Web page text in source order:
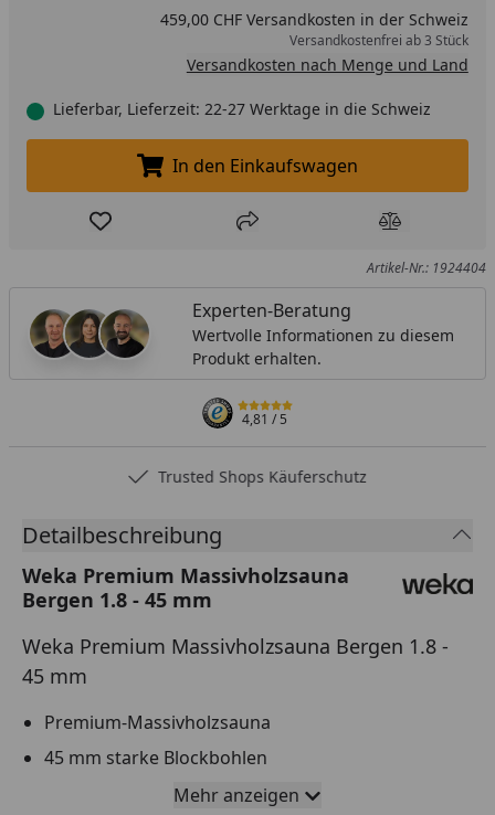
459,00 CHF Versandkosten in der Schweiz
Versandkostenfrei ab 3 Stück
Versandkosten nach Menge und Land
Lieferbar, Lieferzeit: 22-27 Werktage in die Schweiz
In den Einkaufswagen legen
In den Einkaufswagen
Produkt zur Wunschliste hinzufügen
Teilen Produkt
Artikel-Nr.: 1924404
Experten-Beratung
Wertvolle Informationen zu diesem
Produkt erhalten.
4,81/ 5
Trusted Shops Käuferschutz
Detailbeschreibung
Weka Premium Massivholzsauna
Bergen 1.8 - 45 mm
Weka Premium Massivholzsauna Bergen 1.8 -
45 mm
Premium-Massivholzsauna
45 mm starke Blockbohlen
Exklusive Ganzglastür in Graphit-Optik bzw.
Mehr anzeigen